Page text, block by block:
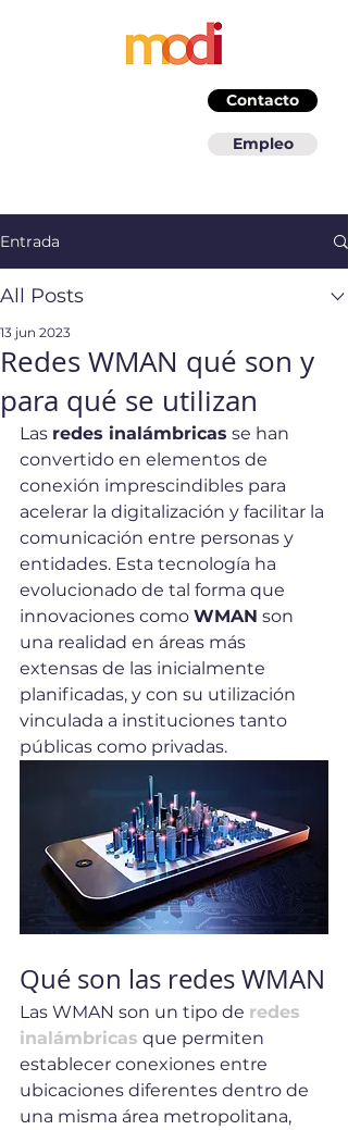
Contacto
Empleo
Entrada
All Posts
Redes WMAN qué son y
para qué se utilizan
13 jun 2023
Las redes inalámbricas se han
convertido en elementos de
conexión imprescindibles para
acelerar la digitalización y facilitar la
comunicación entre personas y
entidades. Esta tecnología ha
evolucionado de tal forma que
innovaciones como WMAN son
una realidad en áreas más
extensas de las inicialmente
planificadas, y con su utilización
vinculada a instituciones tanto
públicas como privadas.
Qué son las redes WMAN
Las WMAN son un tipo de redes
inalámbricas que permiten
establecer conexiones entre
ubicaciones diferentes dentro de
una misma área metropolitana,